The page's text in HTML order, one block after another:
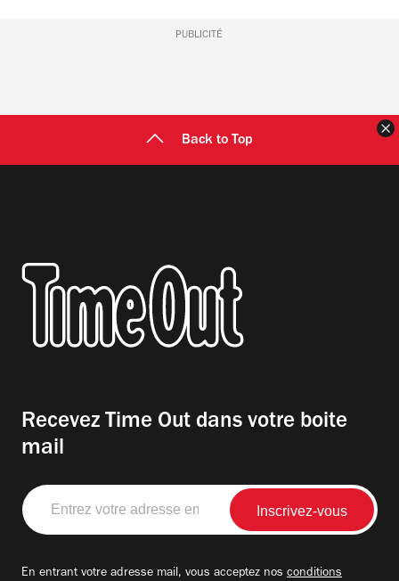
PUBLICITÉ
Back to Top
Recevez Time Out dans votre boite
mail
Entrez
votre
adresse
En entrant votre adresse mail, vous acceptez nos conditions